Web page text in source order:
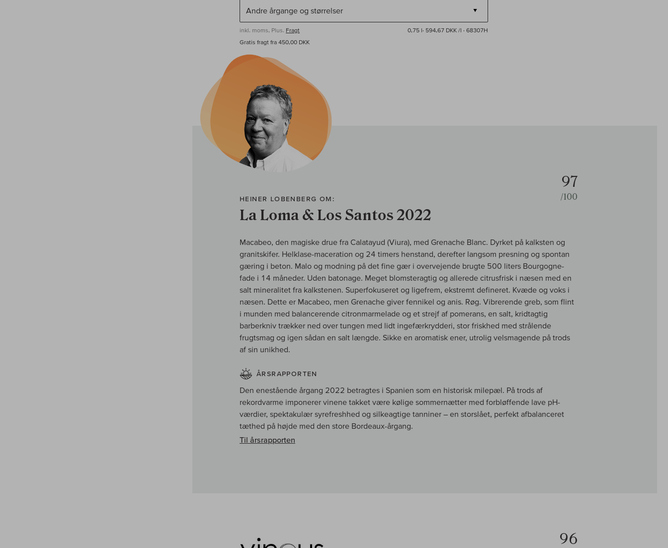
inkl. moms, Plus. Fragt 0,75 l· 594,67 DKK /l · 68307H
Gratis fragt fra 450,00 DKK
HEINER LOBENBERG OM:
La Loma & Los Santos 2022
97
/100
Macabeo, den magiske drue fra Calatayud (Viura), med Grenache Blanc. Dyrket på kalksten og
granitskifer. Helklase-maceration og 24 timers henstand, derefter langsom presning og spontan
gæring i beton. Malo og modning på det fine gær i overvejende brugte 500 liters Bourgogne-
fade i 14 måneder. Uden batonage. Meget blomsteragtig og allerede citrusfrisk i næsen med en
salt mineralitet fra kalkstenen. Superfokuseret og ligefrem, ekstremt defineret. Kvæde og voks i
næsen. Dette er Macabeo, men Grenache giver fennikel og anis. Røg. Vibrerende greb, som flint
i munden med balancerende citronmarmelade og et strejf af pomerans, en salt, kridtagtig
barberkniv trækker ned over tungen med lidt ingefærkrydderi, stor friskhed med strålende
frugtsmag og igen sådan en salt længde. Sikke en aromatisk ener, utrolig velsmagende på trods
af sin unikhed.
ÅRSRAPPORTEN
Den enestående årgang 2022 betragtes i Spanien som en historisk milepæl. På trods af
rekordvarme imponerer vinene takket være kølige sommernætter med forbløffende lave pH-
værdier, spektakulær syrefreshhed og silkeagtige tanniner – en storslået, perfekt afbalanceret
tæthed på højde med den store Bordeaux-årgang.
Til årsrapporten
96